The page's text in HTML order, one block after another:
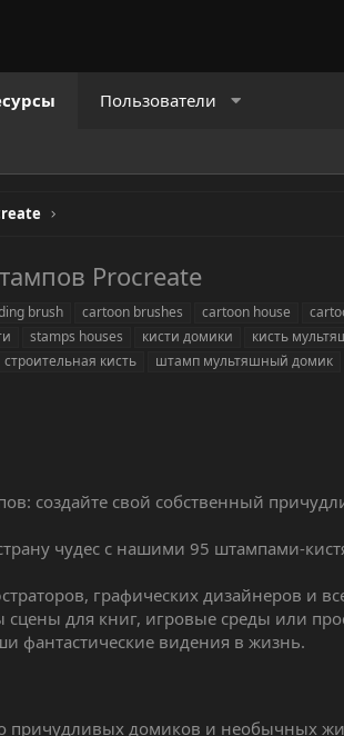
Пользователи
Procreate
brush cartoon brushes cartoon house
stamps houses кисти домики кисть
строительная кисть штамп мультяшный домик
создайте свой собственный
чудес с нашими 95 штампами-
графических дизайнеров и
для книг, игровые среды или
фантастические видения в жизнь.
причудливых домиков и необычных